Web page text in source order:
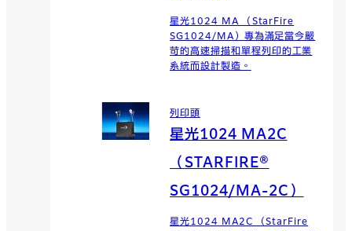
星光1024 MA （StarFire
SG1024/MA）專為滿足當今嚴
苛的高速掃描和單程列印的工業
系統而設計製造。
列印頭
星光1024 MA2C
（STARFIRE®
SG1024/MA-2C）
星光1024 MA2C （StarFire